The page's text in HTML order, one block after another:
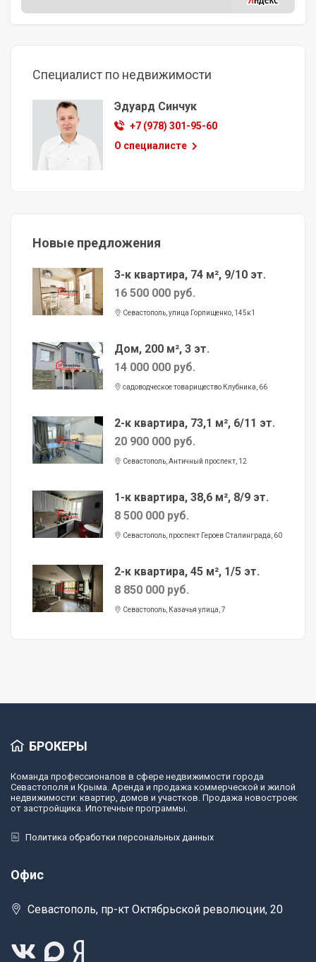
Специалист по недвижимости
Эдуард Синчук
+7 (978) 301-95-60
О специалисте
Новые предложения
3-к квартира, 74 м², 9/10 эт.
16 500 000 руб.
Севастополь, улица Горпищенко, 145к1
Дом, 200 м², 3 эт.
14 000 000 руб.
садоводческое товарищество Клубника, 66
2-к квартира, 73,1 м², 6/11 эт.
20 900 000 руб.
Севастополь, Античный проспект, 12
1-к квартира, 38,6 м², 8/9 эт.
8 500 000 руб.
Севастополь, проспект Героев Сталинграда, 60
2-к квартира, 45 м², 1/5 эт.
8 850 000 руб.
Севастополь, Казачья улица, 7
БРОКЕРЫ
Команда профессионалов в сфере недвижимости города
Севастополя и Крыма. Аренда и продажа коммерческой и жилой
недвижимости: квартир, домов и участков. Продажа новостроек
от застройщика. Ипотечные программы.
Политика обработки персональных данных
Офис
Севастополь, пр-кт Октябрьской революции, 20